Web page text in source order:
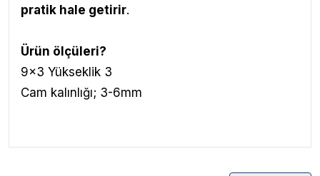
pratik hale getirir.
Ürün ölçüleri?
9x3 Yükseklik 3
Cam kalınlığı; 3-6mm